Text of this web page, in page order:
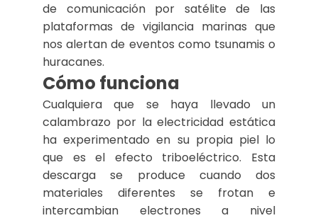
de comunicación por satélite de las
plataformas de vigilancia marinas que
nos alertan de eventos como tsunamis o
huracanes.
Cómo funciona
Cualquiera que se haya llevado un
calambrazo por la electricidad estática
ha experimentado en su propia piel lo
que es el efecto triboeléctrico. Esta
descarga se produce cuando dos
materiales diferentes se frotan e
intercambian electrones a nivel